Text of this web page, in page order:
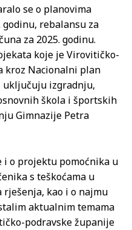
se o planovima
godinu, rebalansu za
za 2025. godinu.
koje je Virovitičko-
kroz Nacionalni plan
uključuju izgradnju,
škola i športskih
Gimnazije Petra
o projektu pomoćnika u
s teškoćama u
rješenja, kao i o najmu
aktualnim temama
podravske županije